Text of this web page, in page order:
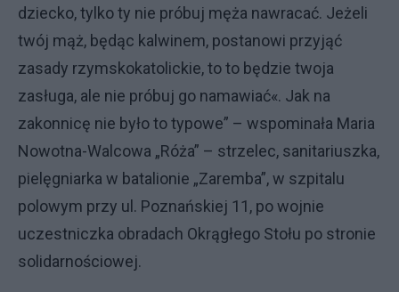
dziecko, tylko ty nie próbuj męża nawracać. Jeżeli
twój mąż, będąc kalwinem, postanowi przyjąć
zasady rzymskokatolickie, to to będzie twoja
zasługa, ale nie próbuj go namawiać«. Jak na
zakonnicę nie było to typowe” – wspominała Maria
Nowotna-Walcowa „Róża” – strzelec, sanitariuszka,
pielęgniarka w batalionie „Zaremba”, w szpitalu
polowym przy ul. Poznańskiej 11, po wojnie
uczestniczka obradach Okrągłego Stołu po stronie
solidarnościowej.